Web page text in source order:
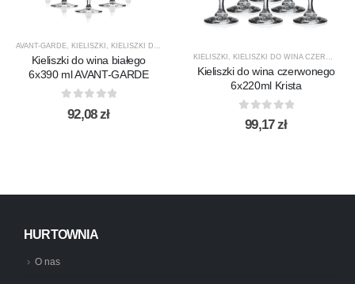
AVANT-GARDE, KIELISZKI , KIELISZKI DO WINA BIAŁEGO
Kieliszki do wina białego
6x390 ml AVANT-GARDE
out of 5
92,08zł
KIELISZKI KIELISZKI DO WINA CZERWONEGO
Kieliszki do wina czerwonego
6x220ml Krista
out of 5
99,17zł
HURTOWNIA
O nas